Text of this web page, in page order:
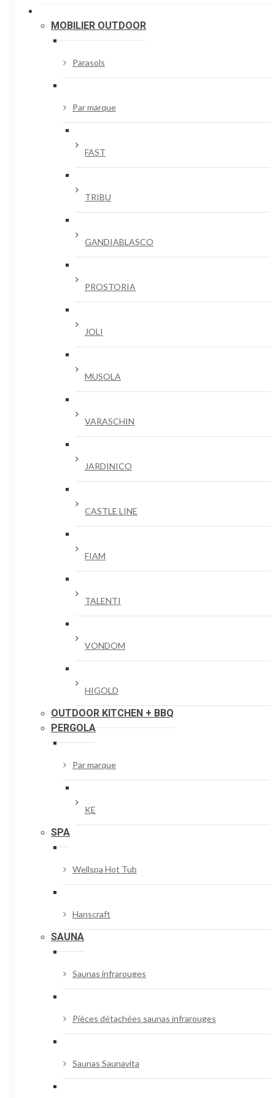
MOBILIER OUTDOOR
Parasols
Par marque
FAST
TRIBU
GANDIABLASCO
PROSTORIA
JOLI
MUSOLA
VARASCHIN
JARDINICO
CASTLE LINE
FIAM
TALENTI
VONDOM
HIGOLD
OUTDOOR KITCHEN + BBQ
PERGOLA
Par marque
KE
SPA
Wellspa Hot Tub
Hanscraft
SAUNA
Saunas infrarouges
Pièces détachées saunas infrarouges
Saunas Saunavita